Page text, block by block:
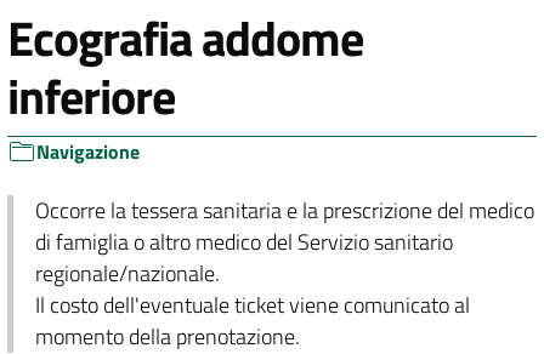
Ecografia addome
inferiore
Navigazione
Occorre la tessera sanitaria e la prescrizione del medico
di famiglia o altro medico del Servizio sanitario
regionale/nazionale.
Il costo dell'eventuale ticket viene comunicato al
momento della prenotazione.